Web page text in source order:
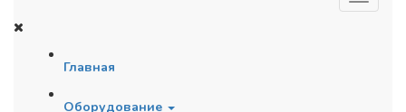
Главная
Оборудование